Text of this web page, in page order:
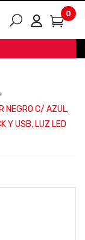
0
NEGRO C/ AZUL,
Y USB, LUZ LED